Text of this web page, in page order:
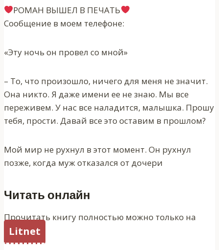
‍РОМАН ВЫШЕЛ В ПЕЧАТЬ‍
Сообщение в моем телефоне:
«Эту ночь он провел со мной»
– То, что произошло, ничего для меня не значит.
Она никто. Я даже имени ее не знаю. Мы все
переживем. У нас все наладится, малышка. Прошу
тебя, прости. Давай все это оставим в прошлом?
Мой мир не рухнул в этот момент. Он рухнул
позже, когда муж отказался от дочери
Читать онлайн
Прочитать книгу полностью можно только на
Litnet